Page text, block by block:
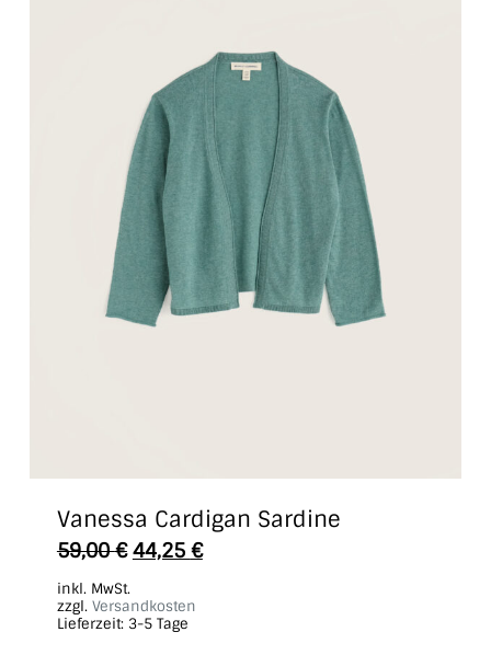
Vanessa Cardigan Sardine
59,00€ 44,25 €
inkl. MwSt.
zzgl. Versandkosten
Lieferzeit: 3-5 Tage